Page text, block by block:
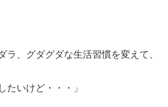
ラ、グダグダな生活習慣を変えて、
たいけど・・・」